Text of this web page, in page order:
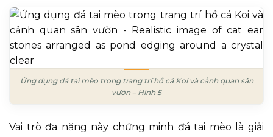
Ứng dụng đá tai mèo trong trang trí hồ cá Koi và cảnh quan sân
vườn – Hình 5
Vai trò đa năng này chứng minh đá tai mèo là giải